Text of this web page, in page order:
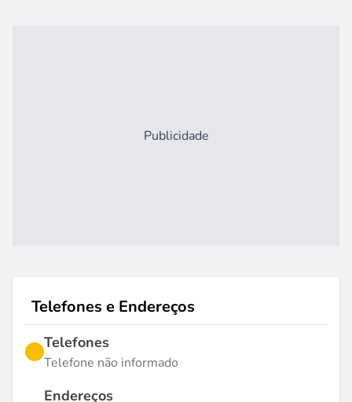
Publicidade
Telefones e Endereços
Telefones
Telefone não informado
Endereços